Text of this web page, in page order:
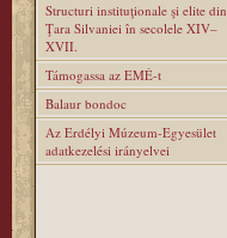
Structuri instituţionale şi elite din
Ţara Silvaniei în secolele XIV–
XVII.
Támogassa az EMÉ-t
Balaur bondoc
Az Erdélyi Múzeum-Egyesület
adatkezelési irányelvei